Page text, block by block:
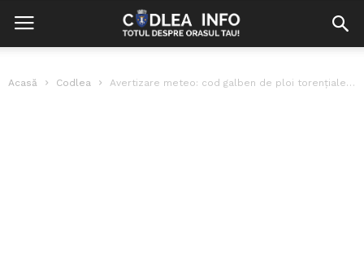
Acasă Codlea Avertizare meteo: cod galben de ploi torențiale, vijelii și grindină